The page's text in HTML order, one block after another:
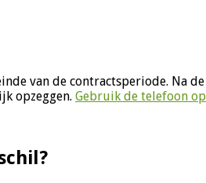
van de contractsperiode. Na
opzeggen. Gebruik de telefoon